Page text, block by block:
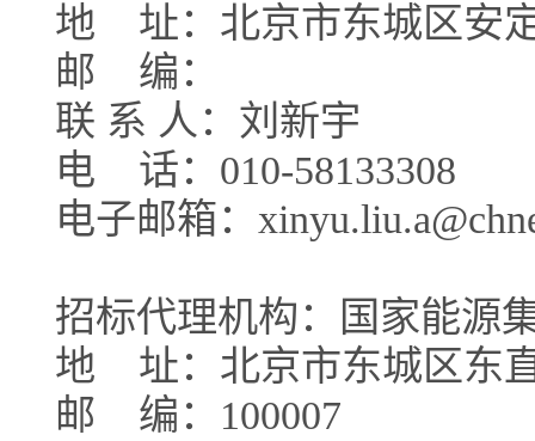
地
址：北京市东城区安
邮
编：
联 系 人：刘新宇
电
话：010-58133308
电子邮箱：
招标代理机构：国家能源
地
址：北京市东城区东
邮
编：100007